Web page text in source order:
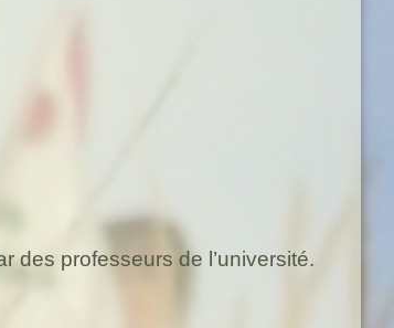
des professeurs de l’université.